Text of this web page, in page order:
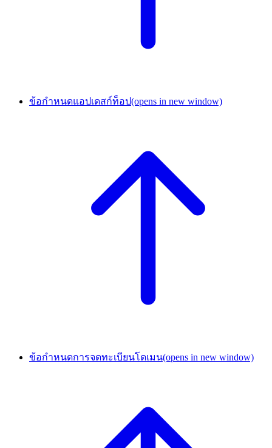
ข้อกำหนดแอปเดสก์ท็อป(opens in new window)
ข้อกำหนดการจดทะเบียนโดเมน(opens in new window)